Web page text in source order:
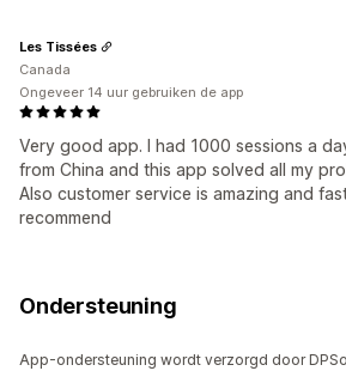
Very good app. I had 1000 sessions a
from China and this app solved all my
Also customer service is amazing and
recommend
Les Tissées
Canada
Ongeveer 14 uur gebruiken de app
Ondersteuning
App-ondersteuning wordt verzorgd door